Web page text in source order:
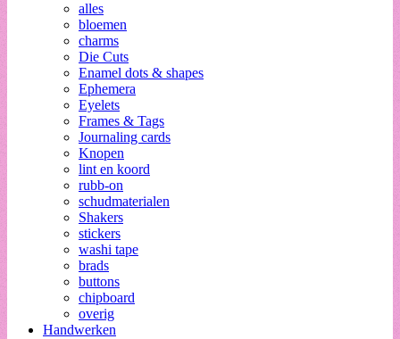
alles
bloemen
charms
Die Cuts
Enamel dots & shapes
Ephemera
Eyelets
Frames & Tags
Journaling cards
Knopen
lint en koord
rubb-on
schudmaterialen
Shakers
stickers
washi tape
brads
buttons
chipboard
overig
Handwerken